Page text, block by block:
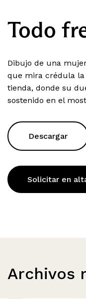
Todo
Dibujo de una
que mira crédula la
tienda, donde su
sostenido en el
Descargar
Solicitar en
Archivos